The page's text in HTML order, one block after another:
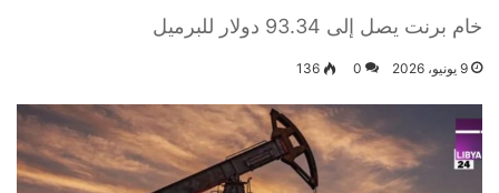
خام برنت يصل إلى 93.34 دولار للبرميل
9 يونيو، 2026 0
136